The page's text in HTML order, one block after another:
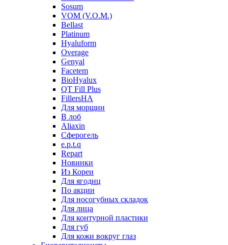
Sosum
VOM (V.O.M.)
Bellast
Platinum
Hyaluform
Overage
Genyal
Facetem
BioHyalux
QT Fill Plus
FillersHA
Для морщин
В лоб
Aliaxin
Сферогель
e.p.t.q
Repart
Новинки
Из Кореи
Для ягодиц
По акции
Для носогубных складок
Для лица
Для контурной пластики
Для губ
Для кожи вокруг глаз